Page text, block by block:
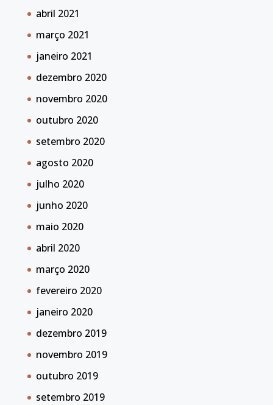
abril 2021
março 2021
janeiro 2021
dezembro 2020
novembro 2020
outubro 2020
setembro 2020
agosto 2020
julho 2020
junho 2020
maio 2020
abril 2020
março 2020
fevereiro 2020
janeiro 2020
dezembro 2019
novembro 2019
outubro 2019
setembro 2019